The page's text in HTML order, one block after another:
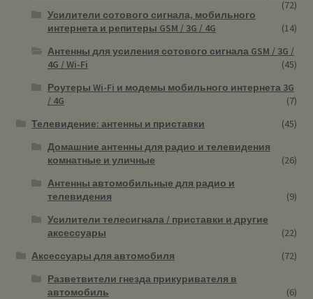
(72)
Усилители сотового сигнала, мобильного
интернета и репитеры GSM / 3G / 4G
(14)
Антенны для усиления сотового сигнала GSM / 3G /
4G / Wi-Fi
(45)
Роутеры Wi-Fi и модемы мобильного интернета 3G
/ 4G
(7)
Телевидение: антенны и приставки
(45)
Домашние антенны для радио и телевидения
комнатные и уличные
(26)
Антенны автомобильные для радио и
телевидения
(9)
Усилители телесигнала / приставки и другие
аксессуары
(22)
Аксессуары для автомобиля
(72)
Разветвители гнезда прикуривателя в
автомобиль
(6)